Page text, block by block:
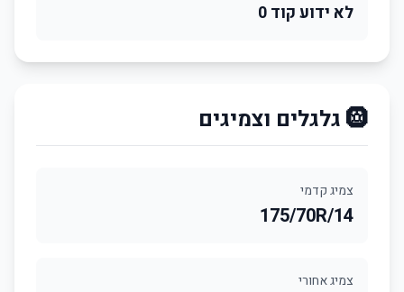
לא ידוע קוד 0
🛞 גלגלים וצמיגים
צמיג קדמי
175/70R/14
צמיג אחורי